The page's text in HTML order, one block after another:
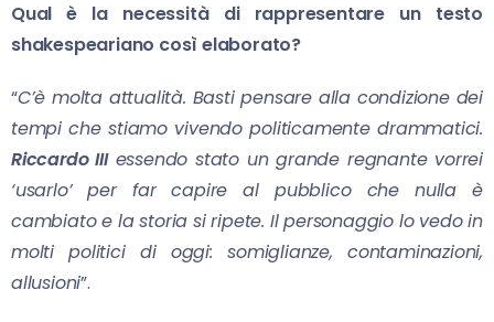
Qual è la necessità di rappresentare un testo
shakespeariano così elaborato?
“C’è molta attualità. Basti pensare alla condizione dei
tempi che stiamo vivendo politicamente drammatici.
Riccardo IIIessendo stato un grande regnante vorrei
‘usarlo’ per far capire al pubblico che nulla è
cambiato e la storia si ripete. Il personaggio lo vedo in
molti politici di oggi: somiglianze, contaminazioni,
allusioni”.